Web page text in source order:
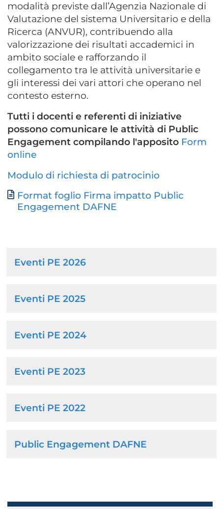
modalità previste dall’Agenzia Nazionale di
Valutazione del sistema Universitario e della
Ricerca (ANVUR), contribuendo alla
valorizzazione dei risultati accademici in
ambito sociale e rafforzando il
collegamento tra le attività universitarie e
gli interessi dei vari attori che operano nel
contesto esterno.
Tutti i docenti e referenti di iniziative
possono comunicare le attività di Public
Engagement compilando l'apposito Form
online
Modulo di richiesta di patrocinio
Document
Format foglio Firma impatto Public
Engagement DAFNE
Browse
the
section
Eventi PE 2026
Eventi PE 2025
Eventi PE 2024
Eventi PE 2023
Eventi PE 2022
Public Engagement DAFNE